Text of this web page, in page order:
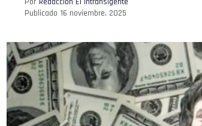
Publicado 16 noviembre, 2025